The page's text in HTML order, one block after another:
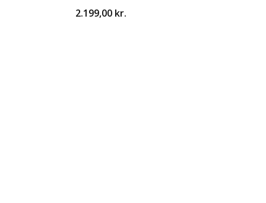
2.199,00 kr.